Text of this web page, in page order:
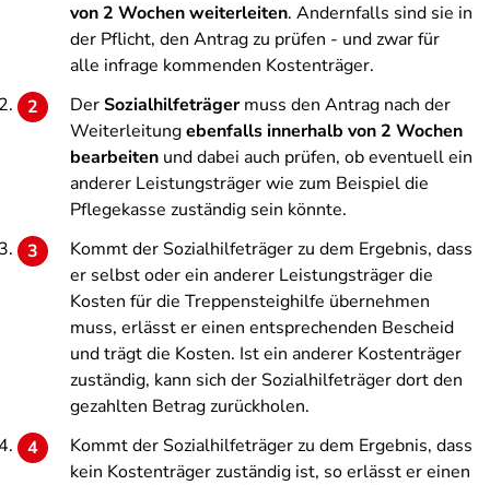
von 2 Wochen weiterleiten. Andernfalls sind sie in
der Pflicht, den Antrag zu prüfen - und zwar für
alle infrage kommenden Kostenträger.
DerSozialhilfeträgermuss den Antrag nach der
Weiterleitungebenfalls innerhalb von 2 Wochen
bearbeiten und dabei auch prüfen, ob eventuell ein
anderer Leistungsträger wie zum Beispiel die
Pflegekasse zuständig sein könnte.
Kommt der Sozialhilfeträger zu dem Ergebnis, dass
er selbst oder ein anderer Leistungsträger die
Kosten für die Treppensteighilfe übernehmen
muss, erlässt er einen entsprechenden Bescheid
und trägt die Kosten. Ist ein anderer Kostenträger
zuständig, kann sich der Sozialhilfeträger dort den
gezahlten Betrag zurückholen.
Kommt der Sozialhilfeträger zu dem Ergebnis, dass
kein Kostenträger zuständig ist, so erlässt er einen